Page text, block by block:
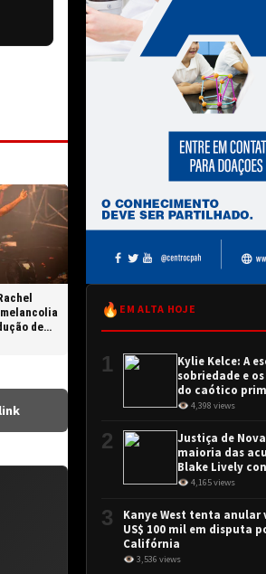
de
🔥 EM ALTA HOJE
1
Kylie Kelce: A
sobriedade e
do caótico
encontro
👁 4,398 views
2
Justiça de
maioria das
Blake Lively
Baldoni
👁 4,165 views
3
Kanye West tenta anular
US$ 100 mil em disputa
Califórnia
👁 3,536 views